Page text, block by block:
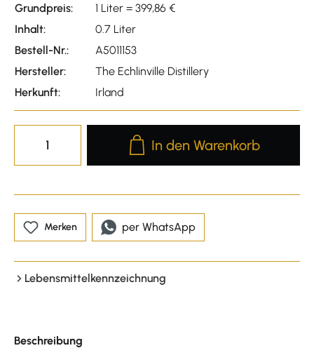
Grundpreis:
1 Liter = 399,86 €
Inhalt:
0.7 Liter
Bestell-Nr.:
A5011153
Hersteller:
The Echlinville Distillery
Herkunft:
Irland
Produkt Anzahl: Gib den
In den Warenkorb
Merken per WhatsApp
Lebensmittelkennzeichnung
Beschreibung